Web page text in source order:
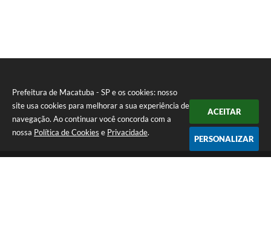
Prefeitura de Macatuba - SP e os cookies: nosso
site usa cookies para melhorar a sua experiência de
navegação. Ao continuar você concorda com a
nossa Política de Cookies e Privacidade.
ACEITAR
PERSONALIZAR